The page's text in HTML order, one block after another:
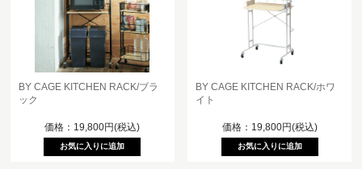
BY CAGE KITCHEN RACK/ブラ
ック
価格：19,800円(税込)
BY CAGE KITCHEN RACK/ホワ
イト
価格：19,800円(税込)